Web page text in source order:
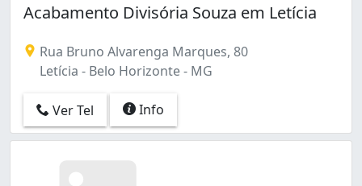
Acabamento Divisória Souza em Letícia
Rua Bruno Alvarenga Marques, 80
Letícia - Belo Horizonte - MG
Ver Tel Info